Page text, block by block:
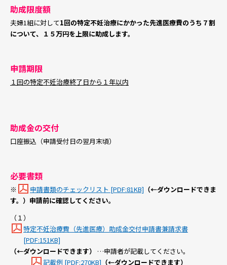
助成限度額
夫婦1組に対して1回の特定不妊治療にかかった先進医療費のうち７割
について、１５万円を上限に助成します。
申請期限
１回の特定不妊治療終了日から１年以内
助成金の交付
口座振込（申請受付日の翌月末頃）
必要書類
※ 申請書類のチェックリスト [PDF:81KB] （←ダウンロードできま
す。）申請前に確認してください。
（１）
特定不妊治療費（先進医療）助成金交付申請書兼請求書
[PDF:151KB]
（←ダウンロードできます）
…申請者が記載してください。
記載例 [PDF:270KB] （←ダウンロードできます）